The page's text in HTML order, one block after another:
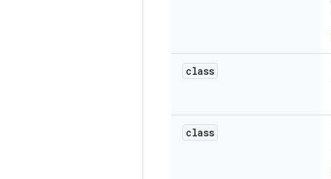
class
class